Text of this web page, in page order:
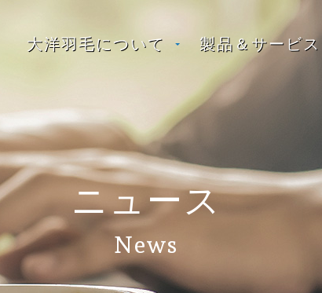
大洋羽毛について 製品＆サービス
ニュース
News